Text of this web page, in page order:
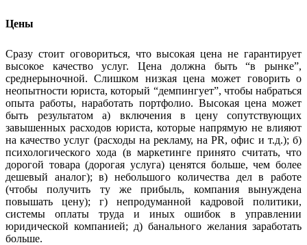
Цены
Сразу стоит оговориться, что высокая цена не гарантирует
высокое качество услуг. Цена должна быть “в рынке”,
среднерыночной. Слишком низкая цена может говорить о
неопытности юриста, который “демпингует”, чтобы набраться
опыта работы, наработать портфолио. Высокая цена может
быть результатом а) включения в цену сопутствующих
завышенных расходов юриста, которые напрямую не влияют
на качество услуг (расходы на рекламу, на PR, офис и т.д.); б)
психологического хода (в маркетинге принято считать, что
дорогой товара (дорогая услуга) ценятся больше, чем более
дешевый аналог); в) небольшого количества дел в работе
(чтобы получить ту же прибыль, компания вынуждена
повышать цену); г) непродуманной кадровой политики,
системы оплаты труда и иных ошибок в управлении
юридической компанией; д) банального желания заработать
больше.